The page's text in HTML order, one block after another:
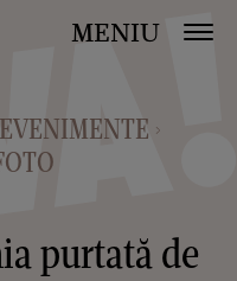
MENIU
>
purtată de